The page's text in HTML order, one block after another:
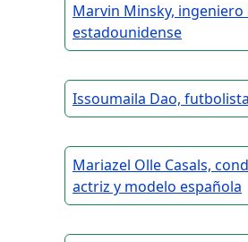
Marvin Minsky,
estadounidense
Issoumaila Dao,
Mariazel Olle Casals,
actriz y modelo española